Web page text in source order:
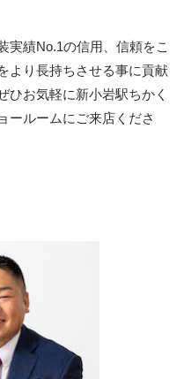
実績No.1の信用、信頼をこ
より長持ちさせる事に貢献
ひお気軽に新小岩駅ちかく
ールームにご来店くださ